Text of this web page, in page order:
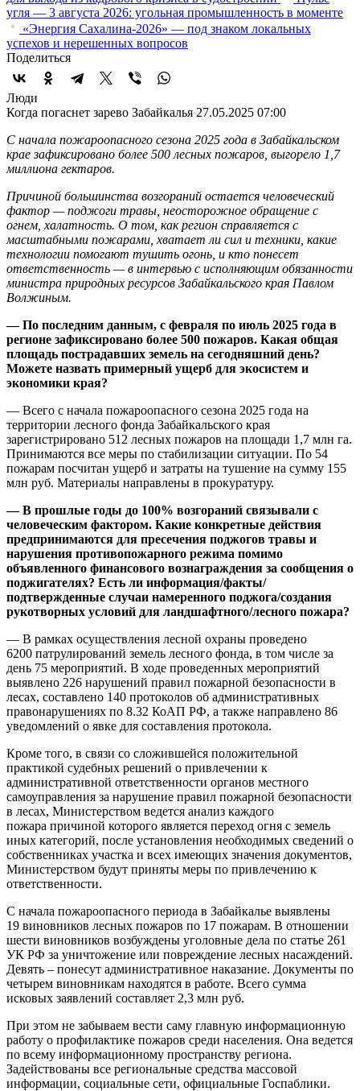
угля — 3 августа 2026: угольная промышленность в моменте
«Энергия Сахалина-2026» — под знаком локальных
успехов и нерешенных вопросов
Поделиться
Люди
Когда погаснет зарево Забайкалья 27.05.2025 07:00
С начала пожароопасного сезона 2025 года в Забайкальском
крае зафиксировано более 500 лесных пожаров, выгорело 1,7
миллиона гектаров.
Причиной большинства возгораний остается человеческий
фактор — поджоги травы, неосторожное обращение с
огнем, халатность. О том, как регион справляется с
масштабными пожарами, хватает ли сил и техники, какие
технологии помогают тушить огонь, и кто понесет
ответственность — в интервью с исполняющим обязанности
министра природных ресурсов Забайкальского края Павлом
Волжиным.
— По последним данным, с февраля по июль 2025 года в
регионе зафиксировано более 500 пожаров. Какая общая
площадь пострадавших земель на сегодняшний день?
Можете назвать примерный ущерб для экосистем и
экономики края?
— Всего с начала пожароопасного сезона 2025 года на
территории лесного фонда Забайкальского края
зарегистрировано 512 лесных пожаров на площади 1,7 млн га.
Принимаются все меры по стабилизации ситуации. По 54
пожарам посчитан ущерб и затраты на тушение на сумму 155
млн руб. Материалы направлены в прокуратуру.
— В прошлые годы до 100% возгораний связывали с
человеческим фактором. Какие конкретные действия
предпринимаются для пресечения поджогов травы и
нарушения противопожарного режима помимо
объявленного финансового вознаграждения за сообщения о
поджигателях? Есть ли информация/факты/
подтвержденные случаи намеренного поджога/создания
рукотворных условий для ландшафтного/лесного пожара?
— В рамках осуществления лесной охраны проведено
6200 патрулирований земель лесного фонда, в том числе за
день 75 мероприятий. В ходе проведенных мероприятий
выявлено 226 нарушений правил пожарной безопасности в
лесах, составлено 140 протоколов об административных
правонарушениях по 8.32 КоАП РФ, а также направлено 86
уведомлений о явке для составления протокола.
Кроме того, в связи со сложившейся положительной
практикой судебных решений о привлечении к
административной ответственности органов местного
самоуправления за нарушение правил пожарной безопасности
в лесах, Министерством ведется анализ каждого
пожара причиной которого является переход огня с земель
иных категорий, после установления необходимых сведений о
собственниках участка и всех имеющих значения документов,
Министерством будут приняты меры по привлечению к
ответственности.
С начала пожароопасного периода в Забайкалье выявлены
19 виновников лесных пожаров по 17 пожарам. В отношении
шести виновников возбуждены уголовные дела по статье 261
УК РФ за уничтожение или повреждение лесных насаждений.
Девять – понесут административное наказание. Документы по
четырем виновникам находятся в работе. Всего сумма
исковых заявлений составляет 2,3 млн руб.
При этом не забываем вести саму главную информационную
работу о профилактике пожаров среди населения. Она ведется
по всему информационному пространству региона.
Задействованы все региональные средства массовой
информации, социальные сети, официальные Госпаблики.